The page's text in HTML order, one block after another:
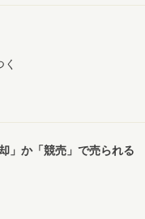
」か「競売」で売られる